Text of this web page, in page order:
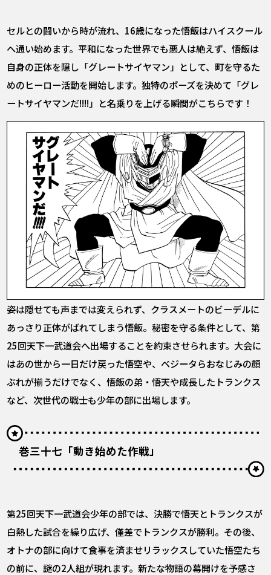
セルとの闘いから時が流れ、16歳になった悟飯はハイスクール
へ通い始めます。平和になった世界でも悪人は絶えず、悟飯は
自身の正体を隠し「グレートサイヤマン」として、町を守るた
めのヒーロー活動を開始します。独特のポーズを決めて「グレ
ートサイヤマンだ!!!!」と名乗りを上げる瞬間がこちらです！
姿は隠せても声までは変えられず、クラスメートのビーデルに
あっさり正体がばれてしまう悟飯。秘密を守る条件として、第
25回天下一武道会へ出場することを約束させられます。大会に
はあの世から一日だけ戻った悟空や、ベジータらおなじみの顔
ぶれが揃うだけでなく、悟飯の弟・悟天や成長したトランクス
など、次世代の戦士も少年の部に出場します。
巻三十七「動き始めた作戦」
第25回天下一武道会少年の部では、決勝で悟天とトランクスが
白熱した試合を繰り広げ、僅差でトランクスが勝利。その後、
オトナの部に向けて食事を済ませリラックスしていた悟空たち
の前に、謎の2人組が現れます。新たな物語の幕開けを予感さ